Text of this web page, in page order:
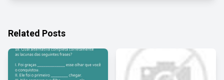
Related Posts